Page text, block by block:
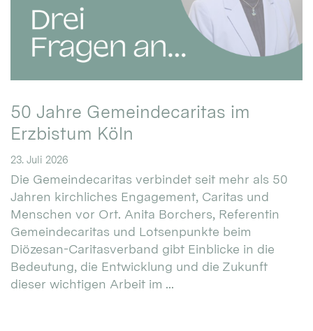
50 Jahre Gemeindecaritas im
Erzbistum Köln
23. Juli 2026
Die Gemeindecaritas verbindet seit mehr als 50
Jahren kirchliches Engagement, Caritas und
Menschen vor Ort. Anita Borchers, Referentin
Gemeindecaritas und Lotsenpunkte beim
Diözesan-Caritasverband gibt Einblicke in die
Bedeutung, die Entwicklung und die Zukunft
dieser wichtigen Arbeit im ...